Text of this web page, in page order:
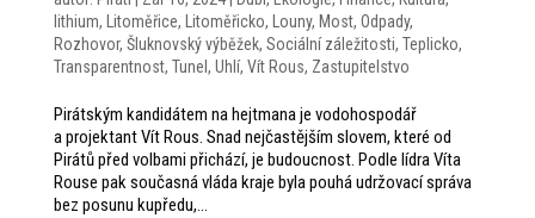
lithium, Litoměřice, Litoměřicko, Louny, Most, Odpady,
Rozhovor, Šluknovský výběžek, Sociální záležitosti, Teplicko,
Transparentnost, Tunel , Uhlí, Vít Rous, Zastupitelstvo
Pirátským kandidátem na hejtmana je vodohospodář
a projektant Vít Rous. Snad nejčastějším slovem, které od
Pirátů před volbami přichází, je budoucnost. Podle lídra Víta
Rouse pak současná vláda kraje byla pouhá udržovací správa
bez posunu kupředu,...